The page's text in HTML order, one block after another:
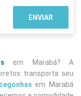
em Marabá? A
transporta seu
cegonhas em Marabá